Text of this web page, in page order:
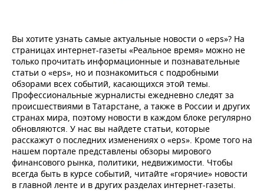
Вы хотите узнать самые актуальные новости о «eps»? На
страницах интернет-газеты «Реальное время» можно не
только прочитать информационные и познавательные
статьи о «eps», но и познакомиться с подробными
обзорами всех событий, касающихся этой темы.
Профессиональные журналисты ежедневно следят за
происшествиями в Татарстане, а также в России и других
странах мира, поэтому новости в каждом блоке регулярно
обновляются. У нас вы найдете статьи, которые
расскажут о последних изменениях о «eps». Кроме того на
нашем портале представлены обзоры мирового
финансового рынка, политики, недвижимости. Чтобы
всегда быть в курсе событий, читайте «горячие» новости
в главной ленте и в других разделах интернет-газеты.